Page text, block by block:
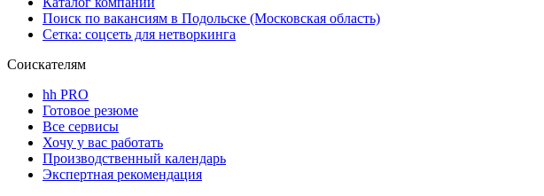
Поиск по вакансиям в Подольске (Московская область)
Сетка: соцсеть для нетворкинга
Соискателям
hh PRO
Готовое резюме
Все сервисы
Хочу у вас работать
Производственный календарь
Экспертная рекомендация